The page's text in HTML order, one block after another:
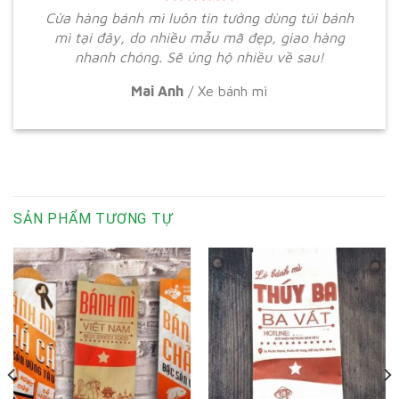
Cửa hàng bánh mì luôn tin tưởng dùng túi bánh
mì tại đây, do nhiều mẫu mã đẹp, giao hàng
nhanh chóng. Sẽ ủng hộ nhiều về sau!
Mai Anh / Xe bánh mì
SẢN PHẨM TƯƠNG TỰ